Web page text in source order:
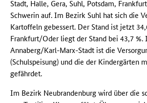
Stadt, Halle, Gera, Suhl, Potsdam,
Schwerin auf. Im Bezirk Suhl hat sich die
Kartoffeln gebessert. Der Stand ist jetzt
Frankfurt/Oder liegt der Stand bei 43,7 %.
Annaberg/Karl-Marx-Stadt ist die
(Schulspeisung) und die der Kindergärten
gefährdet.
Im Bezirk Neubrandenburg wird über die